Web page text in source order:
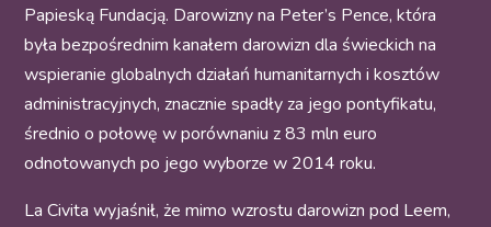
Papieską Fundacją. Darowizny na Peter’s Pence, która
była bezpośrednim kanałem darowizn dla świeckich na
wspieranie globalnych działań humanitarnych i kosztów
administracyjnych, znacznie spadły za jego pontyfikatu,
średnio o połowę w porównaniu z 83 mln euro
odnotowanych po jego wyborze w 2014 roku.
La Civita wyjaśnił, że mimo wzrostu darowizn pod Leem,